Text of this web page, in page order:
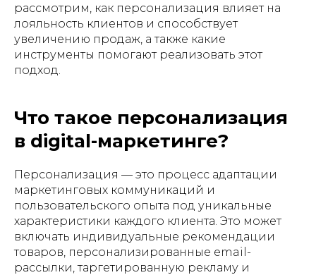
рассмотрим, как персонализация влияет на
лояльность клиентов и способствует
увеличению продаж, а также какие
инструменты помогают реализовать этот
подход.
Что такое персонализация
в digital-маркетинге?
Персонализация — это процесс адаптации
маркетинговых коммуникаций и
пользовательского опыта под уникальные
характеристики каждого клиента. Это может
включать индивидуальные рекомендации
товаров, персонализированные email-
рассылки, таргетированную рекламу и